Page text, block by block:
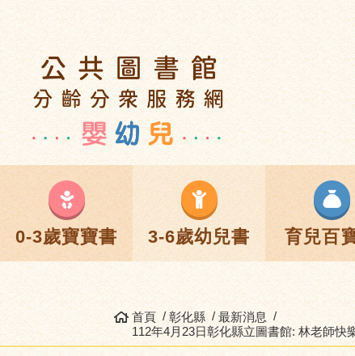
0-3歲寶寶書 3-6歲幼兒書 育兒百
首頁 彰化縣
最新消息
112年4月23日彰化縣立圖書館: 林老師快